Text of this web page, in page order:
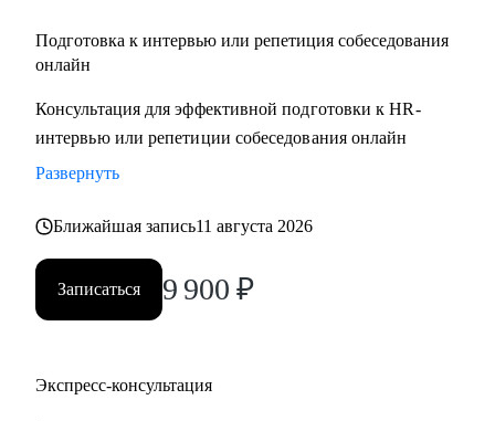
Подготовка к интервью или репетиция собеседования
онлайн
Консультация для эффективной подготовки к HR-
интервью или репетиции собеседования онлайн
Развернуть
Ближайшая запись11 августа 2026
Записаться 9 900 ₽
Экспресс-консультация